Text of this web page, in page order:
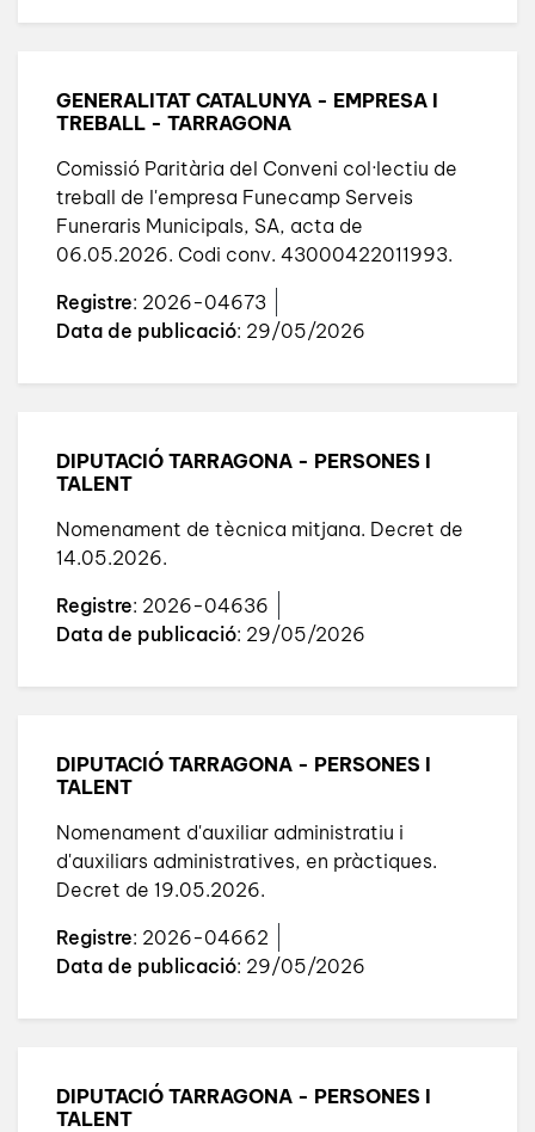
GENERALITAT CATALUNYA - EMPRESA I
TREBALL - TARRAGONA
Comissió Paritària del Conveni col·lectiu de
treball de l'empresa Funecamp Serveis
Funeraris Municipals, SA, acta de
06.05.2026. Codi conv. 43000422011993.
Registre: 2026-04673
Data de publicació: 29/05/2026
DIPUTACIÓ TARRAGONA - PERSONES I
TALENT
Nomenament de tècnica mitjana. Decret de
14.05.2026.
Registre: 2026-04636
Data de publicació: 29/05/2026
DIPUTACIÓ TARRAGONA - PERSONES I
TALENT
Nomenament d'auxiliar administratiu i
d'auxiliars administratives, en pràctiques.
Decret de 19.05.2026.
Registre: 2026-04662
Data de publicació: 29/05/2026
DIPUTACIÓ TARRAGONA - PERSONES I
TALENT